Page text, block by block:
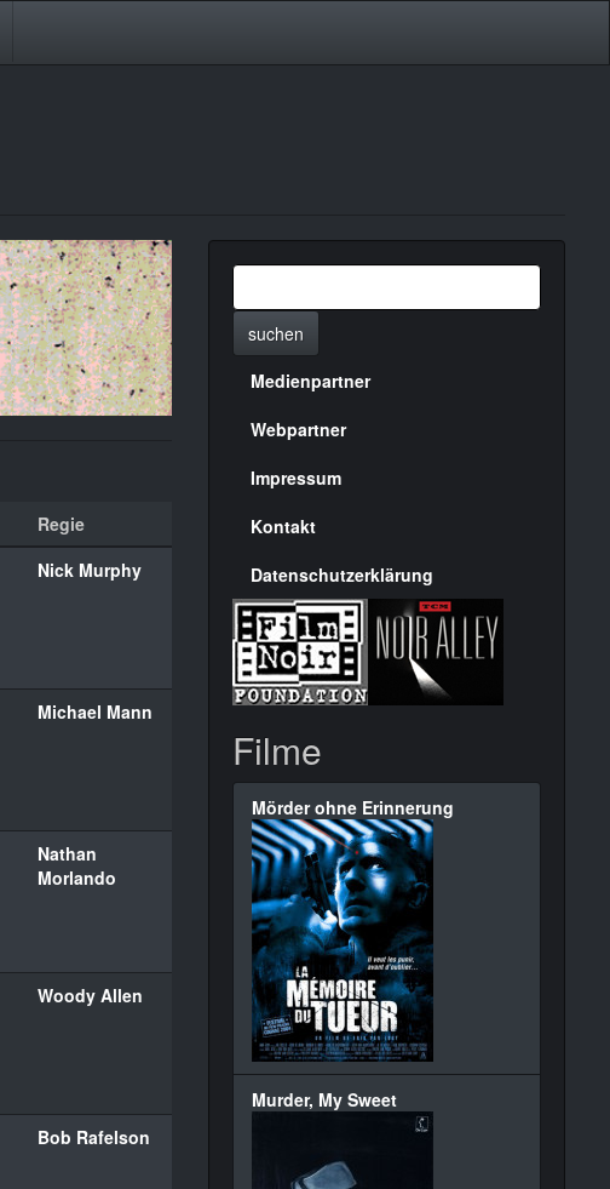
Regie
Nick Murphy
Michael Mann
Nathan
Morlando
Woody Allen
Bob Rafelson
suchen
Menülinks
rechte
Seite
Medienpartner
Webpartner
Impressum
Kontakt
Datenschutzerklärung
Filme
Mörder ohne Erinnerung
Murder, My Sweet